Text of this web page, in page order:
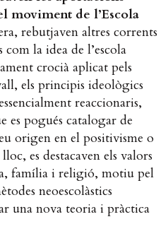
moviment de l’Escola
rebutjaven altres corrents
la idea de l’escola
crocià aplicat pels
els principis ideològics
reaccionaris,
pogués catalogar de
origen en el positivisme o
es destacaven els valors
família i religió, motiu pel
neoescolàstics
una nova teoria i pràctica